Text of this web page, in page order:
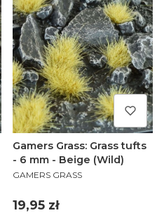
Gamers Grass: Grass tufts
- 6 mm - Beige (Wild)
PRODUCENT
GAMERS GRASS
Cena
19,95 zł